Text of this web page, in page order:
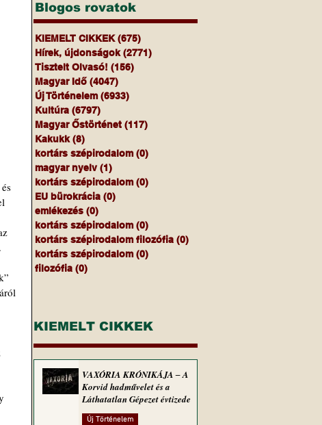
Blogos rovatok
KIEMELT CIKKEK (675)
Hírek, újdonságok (2771)
Tisztelt Olvasó! (156)
Magyar Idő (4047)
Új Történelem (6933)
Kultúra (6797)
Magyar Őstörténet (117)
Kakukk (8)
kortárs szépirodalom (0)
magyar nyelv (1)
kortárs szépirodalom (0)
EU bürokrácia (0)
emlékezés (0)
kortárs szépirodalom (0)
kortárs szépirodalom filozófia (0)
kortárs szépirodalom (0)
filozófia (0)
KIEMELT CIKKEK
VAXÓRIA KRÓNIKÁJA ‒ A
Korvid hadművelet és a
Láthatatlan Gépezet évtizede
Új Történelem